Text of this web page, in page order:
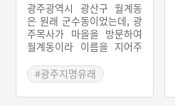
광주광역시 광산구 월계동
은 원래 군수동이었는데, 광
주목사가 마을을 방문하여
월계동이라 이름을 지어주
주목사가 방문하자 마을 좌
수는 목사를 극진하게 대접
했다. 목사는 우연히 군수동
#광주지명유래